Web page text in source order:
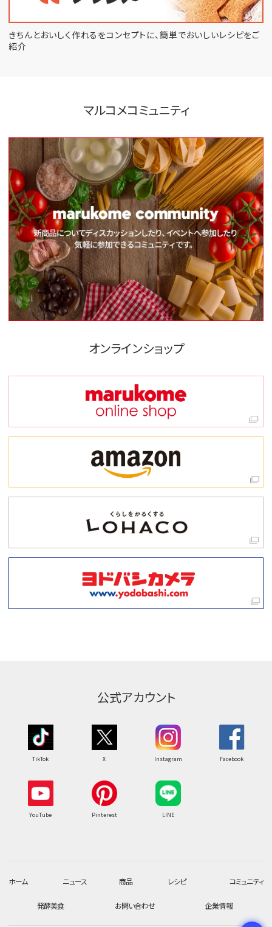
きちんとおいしく作れるをコンセプトに、 簡単でおいしいレシピをご
紹介
マルコメコミュニティ
オンラインショップ
公式アカウント
TikTok X Instagram Facebook
YouTube Pinterest LINE
ホーム ニュース 商品 レシピ コミュニティ
発酵美食 お問い合わせ 企業情報